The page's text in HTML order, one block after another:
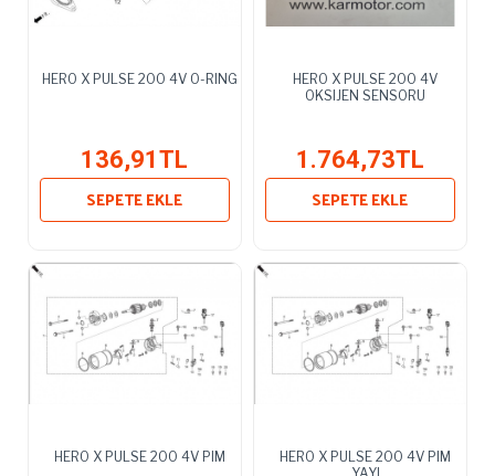
HERO X PULSE 200 4V O-RING
136,91TL
SEPETE EKLE
HERO X PULSE 200 4V
OKSIJEN SENSORU
1.764,73TL
SEPETE EKLE
HERO X PULSE 200 4V PIM
HERO X PULSE 200 4V PIM